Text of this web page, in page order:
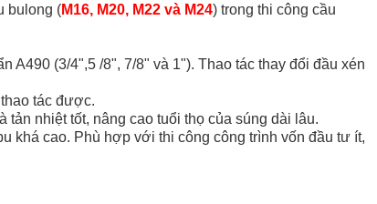
bulong (M16, M20, M22 và M24) trong thi công cầu
A490 (3/4",5 /8", 7/8" và 1"). Thao tác thay đổi đầu xén
tác được.
nhiệt tốt, nâng cao tuổi thọ của súng dài lâu.
khá cao. Phù hợp với thi công công trình vốn đầu tư ít,